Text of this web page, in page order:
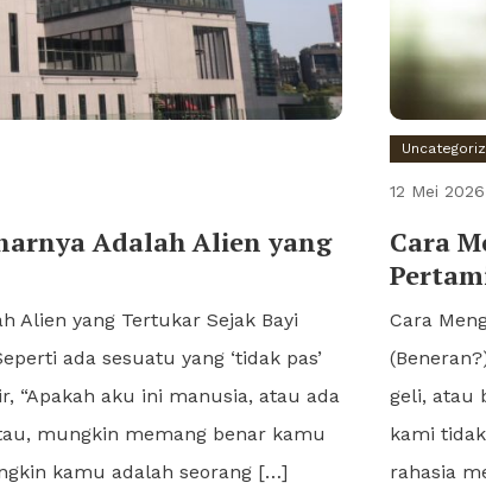
Adalah Alien yang
Alien yang Tertukar Sejak Bayi
ada sesuatu yang ‘tidak pas’
“Apakah aku ini manusia, atau ada
mungkin memang benar kamu
kamu adalah seorang […]
12 Mei 2026
Cara
Cara
geli, atau
kami
rahasia